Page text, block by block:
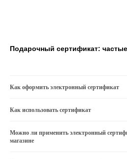
Подарочный сертификат:
Как оформить электронный сертификат
Как использовать сертификат
Можно ли применить электронный
магазине